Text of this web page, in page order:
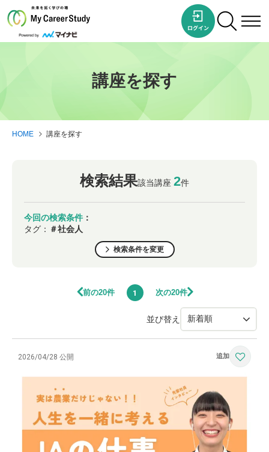
講座を探す
HOME 講座を探す
検索結果該当講座 2件
今回の検索条件 ：
タグ： ＃社会人
検索条件を変更
前の20件 1 次の20件
並び替え
2026/04/28 公開